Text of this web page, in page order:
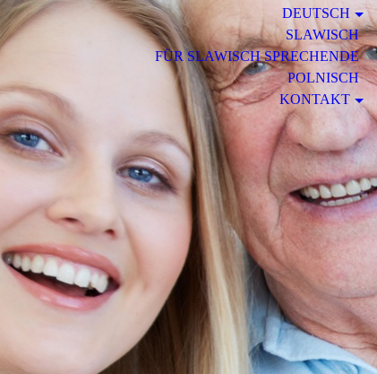
DEUTSCH
SLAWISCH
FÜR SLAWISCH SPRECHENDE
POLNISCH
KONTAKT